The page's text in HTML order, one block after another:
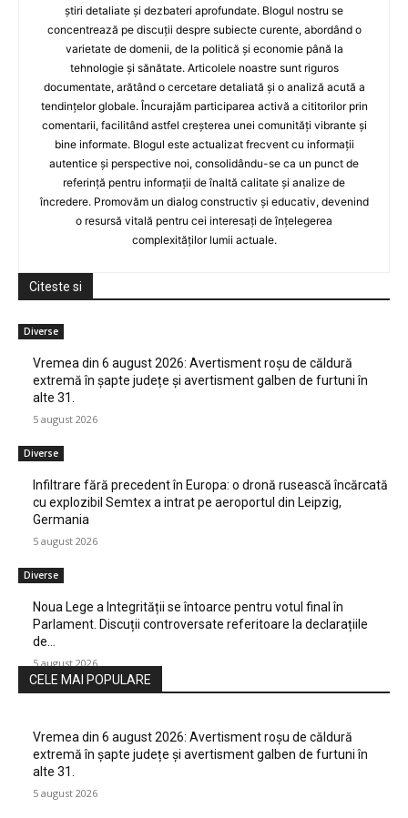
știri detaliate și dezbateri aprofundate. Blogul nostru se
concentrează pe discuții despre subiecte curente, abordând o
varietate de domenii, de la politică și economie până la
tehnologie și sănătate. Articolele noastre sunt riguros
documentate, arătând o cercetare detaliată și o analiză acută a
tendințelor globale. Încurajăm participarea activă a cititorilor prin
comentarii, facilitând astfel creșterea unei comunități vibrante și
bine informate. Blogul este actualizat frecvent cu informații
autentice și perspective noi, consolidându-se ca un punct de
referință pentru informații de înaltă calitate și analize de
încredere. Promovăm un dialog constructiv și educativ, devenind
o resursă vitală pentru cei interesați de înțelegerea
complexităților lumii actuale.
Citeste si
Diverse
Vremea din 6 august 2026: Avertisment roșu de căldură
extremă în șapte județe și avertisment galben de furtuni în
alte 31.
5 august 2026
Diverse
Infiltrare fără precedent în Europa: o dronă rusească încărcată
cu explozibil Semtex a intrat pe aeroportul din Leipzig,
Germania
5 august 2026
Diverse
Noua Lege a Integrității se întoarce pentru votul final în
Parlament. Discuții controversate referitoare la declarațiile
de…
5 august 2026
CELE MAI POPULARE
Vremea din 6 august 2026: Avertisment roșu de căldură
extremă în șapte județe și avertisment galben de furtuni în
alte 31.
5 august 2026